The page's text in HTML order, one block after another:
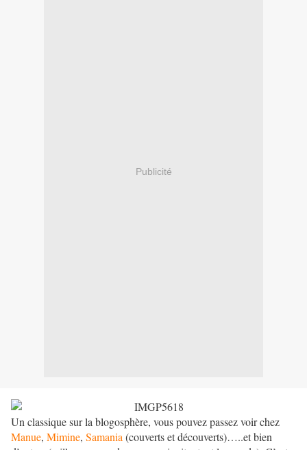
Publicité
Un classique sur la blogosphère, vous pouvez passez voir chez
Manue, Mimine, Samania (couverts et découverts)…..et bien